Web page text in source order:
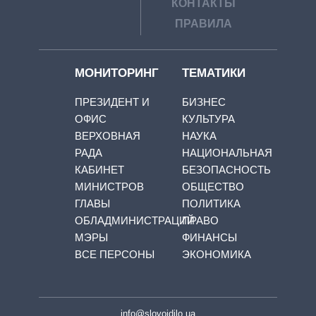
КОНТАКТЫ
ПРАВИЛА
МОНИТОРИНГ
ПРЕЗИДЕНТ И
ОФИС
ВЕРХОВНАЯ
РАДА
КАБИНЕТ
МИНИСТРОВ
ГЛАВЫ
ОБЛАДМИНИСТРАЦИЙ
МЭРЫ
ВСЕ ПЕРСОНЫ
ТЕМАТИКИ
БИЗНЕС
КУЛЬТУРА
НАУКА
НАЦИОНАЛЬНАЯ
БЕЗОПАСНОСТЬ
ОБЩЕСТВО
ПОЛИТИКА
ПРАВО
ФИНАНСЫ
ЭКОНОМИКА
info@slovoidilo.ua